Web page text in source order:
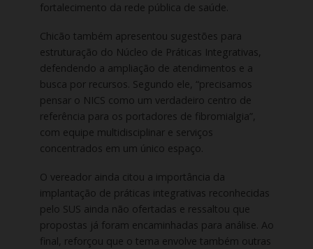
fortalecimento da rede pública de saúde.
Chicão também apresentou sugestões para
estruturação do Núcleo de Práticas Integrativas,
defendendo a ampliação de atendimentos e a
busca por recursos. Segundo ele, “precisamos
pensar o NICS como um verdadeiro centro de
referência para os portadores de fibromialgia”,
com equipe multidisciplinar e serviços
concentrados em um único espaço.
O vereador ainda citou a importância da
implantação de práticas integrativas reconhecidas
pelo SUS ainda não ofertadas e ressaltou que
propostas já foram encaminhadas para análise. Ao
final, reforçou que o tema envolve também outras